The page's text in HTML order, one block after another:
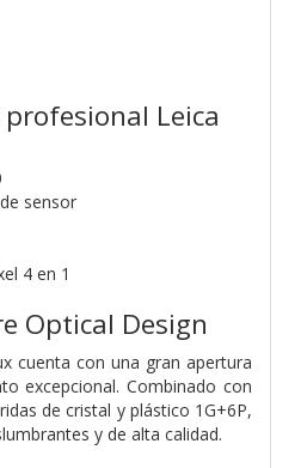
Leica
sensor
4 en 1
Optical Design
cuenta con una gran apertura
excepcional. Combinado con
de cristal y plástico 1G+6P,
y de alta calidad.